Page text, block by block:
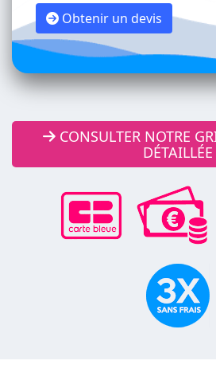
Obtenir un devis
CONSULTER NOTRE
DÉTAILLÉE